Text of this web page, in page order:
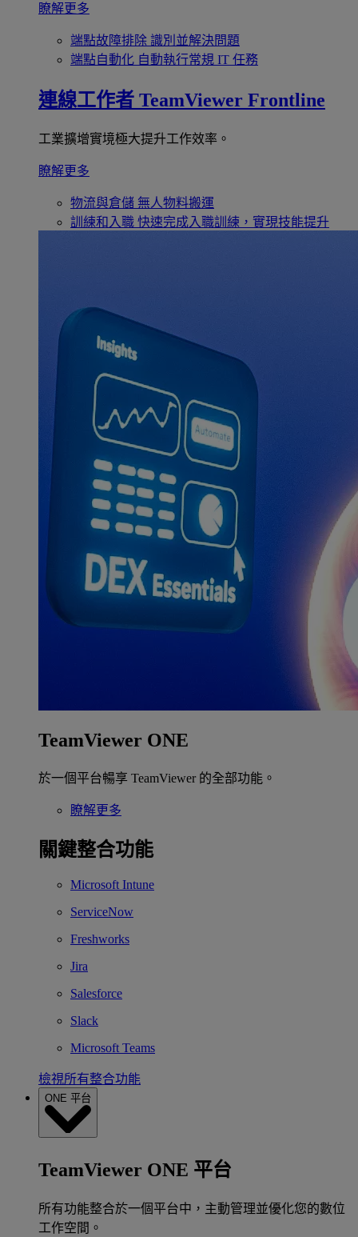
瞭解更多
端點故障排除 識別並解決問題
端點自動化 自動執行常規 IT 任務
連線工作者 TeamViewer Frontline
工業擴增實境極大提升工作效率。
瞭解更多
物流與倉儲 無人物料搬運
訓練和入職 快速完成入職訓練，實現技能提升
TeamViewer ONE
於一個平台暢享 TeamViewer 的全部功能。
瞭解更多
關鍵整合功能
Microsoft Intune
ServiceNow
Freshworks
Jira
Salesforce
Slack
Microsoft Teams
檢視所有整合功能
ONE 平台
TeamViewer ONE 平台
所有功能整合於一個平台中，主動管理並優化您的數位
工作空間。